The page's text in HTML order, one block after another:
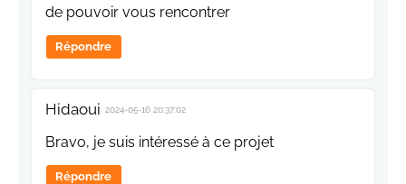
de pouvoir vous rencontrer
Répondre
Hidaoui 2024-05-16 20:37:02
Bravo, je suis intéressé à ce projet
Répondre